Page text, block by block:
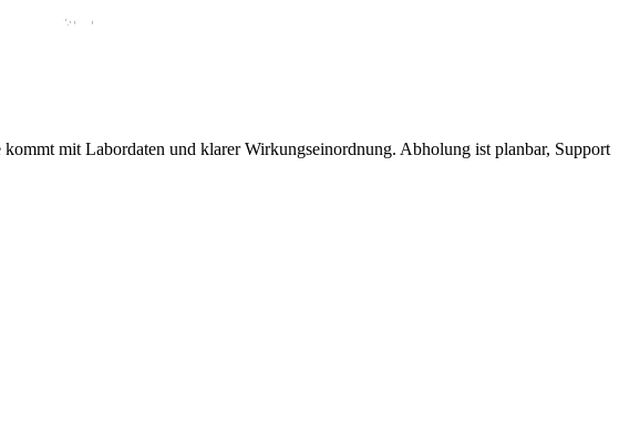
mit Labordaten und klarer Wirkungseinordnung. Abholung ist planbar, Support